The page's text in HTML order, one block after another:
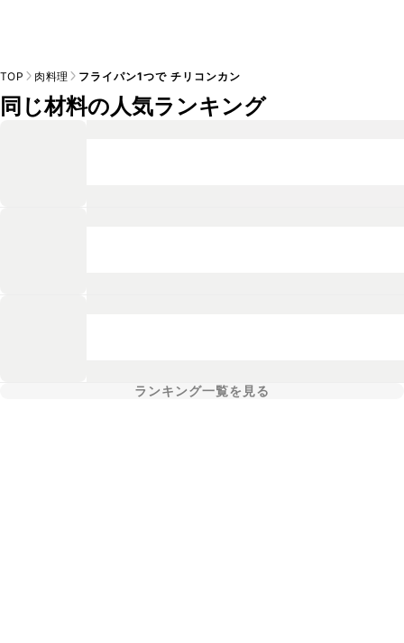
TOP 肉料理 フライパン1つで チリコンカン
同じ材料の人気ランキング
ランキング一覧を見る